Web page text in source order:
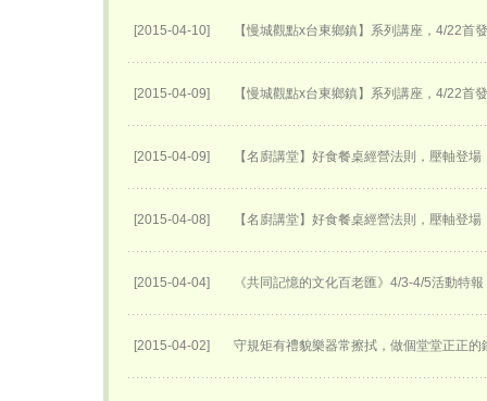
[2015-04-10] 【慢城觀點x台東鄉鎮】系列講座，4/22首
[2015-04-09] 【慢城觀點x台東鄉鎮】系列講座，4/22首
[2015-04-09] 【名廚講堂】好食餐桌經營法則，壓軸登場
[2015-04-08] 【名廚講堂】好食餐桌經營法則，壓軸登場
[2015-04-04] 《共同記憶的文化百老匯》4/3-4/5活動特報
[2015-04-02] 守規矩有禮貌樂器常擦拭，做個堂堂正正的